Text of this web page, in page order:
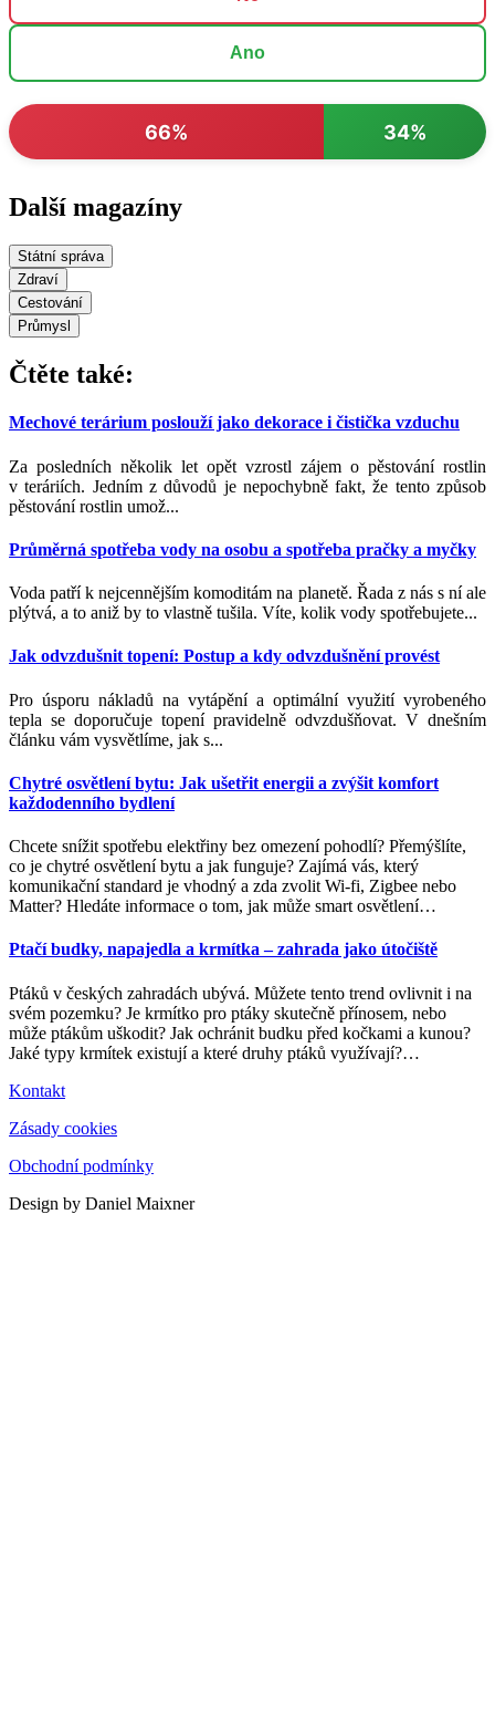
Ano
66% 34%
Další magazíny
Státní správa
Zdraví
Cestování
Průmysl
Čtěte také:
Mechové terárium poslouží jako dekorace i čistička vzduchu
Za posledních několik let opět vzrostl zájem o pěstování rostlin
v teráriích. Jedním z důvodů je nepochybně fakt, že tento způsob
pěstování rostlin umož...
Průměrná spotřeba vody na osobu a spotřeba pračky a myčky
Voda patří k nejcennějším komoditám na planetě. Řada z nás s ní ale
plýtvá, a to aniž by to vlastně tušila. Víte, kolik vody spotřebujete...
Jak odvzdušnit topení: Postup a kdy odvzdušnění provést
Pro úsporu nákladů na vytápění a optimální využití vyrobeného
tepla se doporučuje topení pravidelně odvzdušňovat. V dnešním
článku vám vysvětlíme, jak s...
Chytré osvětlení bytu: Jak ušetřit energii a zvýšit komfort
každodenního bydlení
Chcete snížit spotřebu elektřiny bez omezení pohodlí? Přemýšlíte,
co je chytré osvětlení bytu a jak funguje? Zajímá vás, který
komunikační standard je vhodný a zda zvolit Wi-fi, Zigbee nebo
Matter? Hledáte informace o tom, jak může smart osvětlení…
Ptačí budky, napajedla a krmítka – zahrada jako útočiště
Ptáků v českých zahradách ubývá. Můžete tento trend ovlivnit i na
svém pozemku? Je krmítko pro ptáky skutečně přínosem, nebo
může ptákům uškodit? Jak ochránit budku před kočkami a kunou?
Jaké typy krmítek existují a které druhy ptáků využívají?…
Kontakt
Zásady cookies
Obchodní podmínky
Design by Daniel Maixner